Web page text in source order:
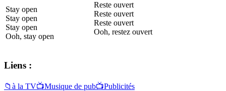
Stay open
Stay open
Stay open
Ooh, stay open
Reste ouvert
Reste ouvert
Reste ouvert
Ooh, restez ouvert
Liens :
📁 à la TV📺Musique de pub📺Publicités